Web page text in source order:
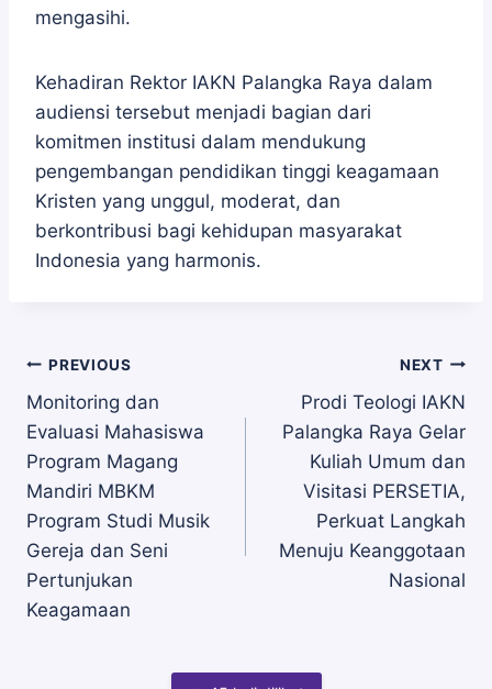
mengasihi.
Kehadiran Rektor IAKN Palangka Raya dalam
audiensi tersebut menjadi bagian dari
komitmen institusi dalam mendukung
pengembangan pendidikan tinggi keagamaan
Kristen yang unggul, moderat, dan
berkontribusi bagi kehidupan masyarakat
Indonesia yang harmonis.
Navigasi
pos
PREVIOUS
Monitoring dan
Evaluasi Mahasiswa
Program Magang
Mandiri MBKM
Program Studi Musik
Gereja dan Seni
Pertunjukan
Keagamaan
NEXT
Prodi Teologi IAKN
Palangka Raya Gelar
Kuliah Umum dan
Visitasi PERSETIA,
Perkuat Langkah
Menuju Keanggotaan
Nasional